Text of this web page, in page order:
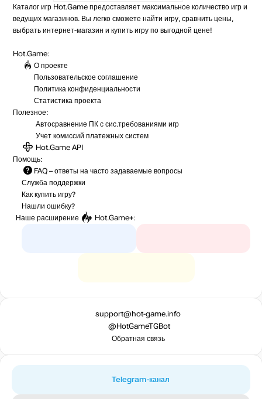
Каталог игр Hot.Game предоставляет максимальное количество игр и
ведущих магазинов. Вы легко сможете найти игру, сравнить цены,
выбрать интернет-магазин и купить игру по выгодной цене!
Hot.Game:
О проекте
Пользовательское соглашение
Политика конфиденциальности
Статистика проекта
Полезное:
Автосравнение ПК с сис.требованиями игр
Учет комиссий платежных систем
Hot.Game API
Помощь:
FAQ – ответы на часто задаваемые вопросы
Служба поддержки
Как купить игру?
Нашли ошибку?
Наше расширение
Hot.Game+:
support@hot-game.info
@HotGameTGBot
Обратная связь
Telegram-канал